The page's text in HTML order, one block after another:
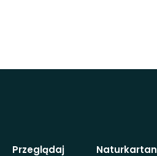
Przeglądaj
Naturkartan